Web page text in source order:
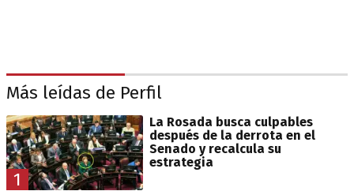
Más leídas de Perfil
1
La Rosada busca culpables
después de la derrota en el
Senado y recalcula su
estrategia